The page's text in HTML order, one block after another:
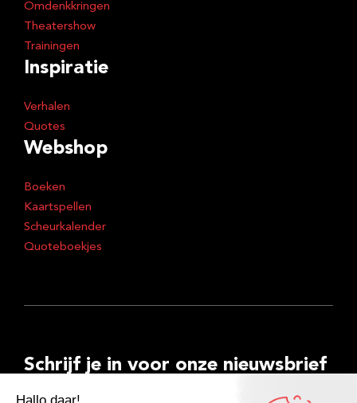
Omdenkkringen
Theatershow
Trainingen
Inspiratie
Verhalen
Quotes
Webshop
Boeken
Kaartspellen
Scheurkalender
Quoteboekjes
Schrijf je in voor onze nieuwsbrief